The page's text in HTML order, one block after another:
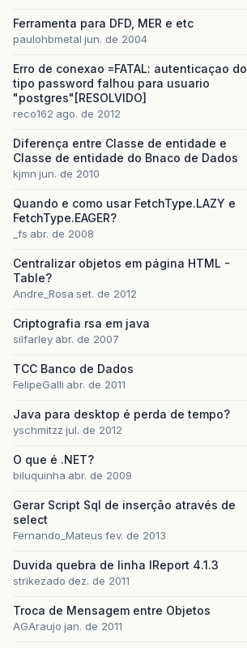
Ferramenta para DFD, MER e etc
paulohbmetal jun. de 2004
Erro de conexao =FATAL: autenticaçao do
tipo password falhou para usuario
"postgres"[RESOLVIDO]
reco162 ago. de 2012
Diferença entre Classe de entidade e
Classe de entidade do Bnaco de Dados
kjmn jun. de 2010
Quando e como usar FetchType.LAZY e
FetchType.EAGER?
_fs abr. de 2008
Centralizar objetos em página HTML -
Table?
Andre_Rosa set. de 2012
Criptografia rsa em java
silfarley abr. de 2007
TCC Banco de Dados
FelipeGalli abr. de 2011
Java para desktop é perda de tempo?
yschmitzz jul. de 2012
O que é .NET?
biluquinha abr. de 2009
Gerar Script Sql de inserção através de
select
Fernando_Mateus fev. de 2013
Duvida quebra de linha IReport 4.1.3
strikezado dez. de 2011
Troca de Mensagem entre Objetos
AGAraujo jan. de 2011